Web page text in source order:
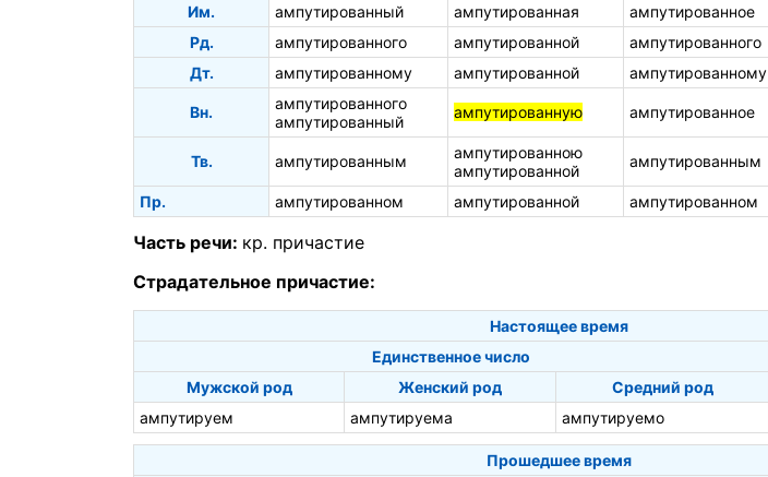
Им.
ампутированный ампутированная ампутированное
Рд.
ампутированного ампутированной ампутированного
Дт.
ампутированному ампутированной ампутированному
Вн.
ампутированного
ампутированный
ампутированную ампутированное
Тв. ампутированным
ампутированною
ампутированной
ампутированным
Пр. ампутированном ампутированной ампутированном
Часть речи: кр. причастие
Страдательное причастие:
Настоящее время
Единственное число
Мужской род
Женский род
Средний род
ампутируем
ампутируема ампутируемо
Прошедшее время